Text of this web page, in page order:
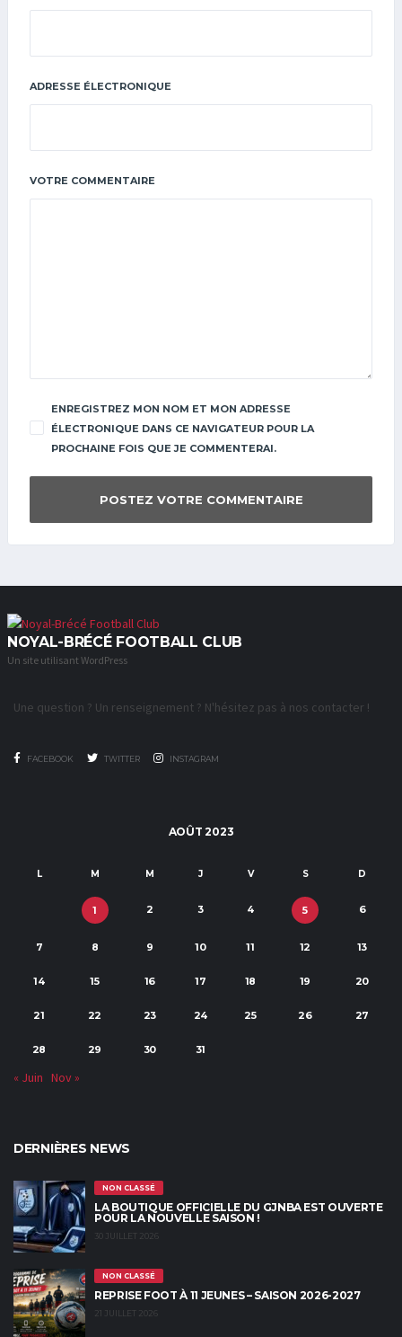
ADRESSE ÉLECTRONIQUE
VOTRE COMMENTAIRE
ENREGISTREZ MON NOM ET MON ADRESSE
ÉLECTRONIQUE DANS CE NAVIGATEUR POUR LA
PROCHAINE FOIS QUE JE COMMENTERAI.
NOYAL-BRÉCÉ FOOTBALL CLUB
Un site utilisant WordPress
Une question ? Un renseignement ? N'hésitez pas à nos contacter !
FACEBOOK TWITTER INSTAGRAM
AOÛT 2023
L M M J V S D
1 2 3 4 5 6
7 8 9 10 11 12 13
14 15 16 17 18 19 20
21 22 23 24 25 26 27
28 29 30 31
« Juin Nov »
DERNIÈRES NEWS
NON CLASSÉ
LA BOUTIQUE OFFICIELLE DU GJNBA EST OUVERTE
POUR LA NOUVELLE SAISON !
30 JUILLET 2026
NON CLASSÉ
REPRISE FOOT À 11 JEUNES – SAISON 2026-2027
21 JUILLET 2026